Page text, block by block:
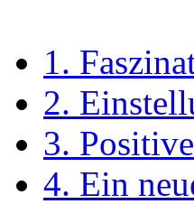
1.
2.
3.
4. Ein